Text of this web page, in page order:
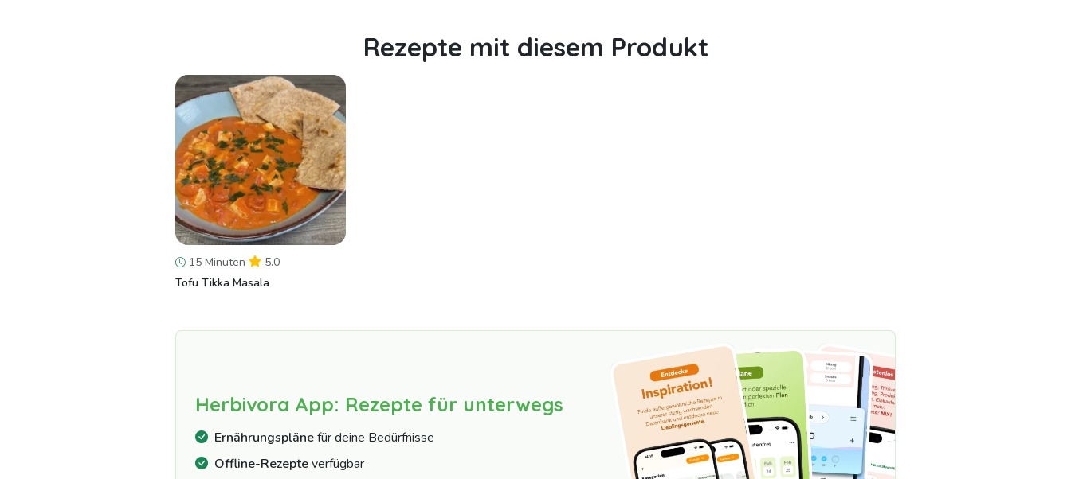
Rezepte mit diesem Produkt
15 Minuten
5.0
Tofu Tikka Masala
Herbivora App: Rezepte für unterwegs
Ernährungsplänefür deine Bedürfnisse
Offline-Rezepteverfügbar